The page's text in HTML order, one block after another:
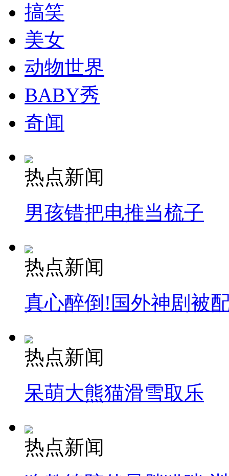
搞笑
美女
动物世界
BABY秀
奇闻
热点新闻
男孩错把电推当梳子
热点新闻
真心醉倒!国外神剧被
热点新闻
呆萌大熊猫滑雪取乐
热点新闻